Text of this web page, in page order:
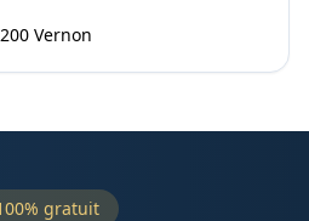
Vernon
gratuit